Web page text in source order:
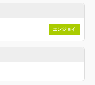
エンジョイ